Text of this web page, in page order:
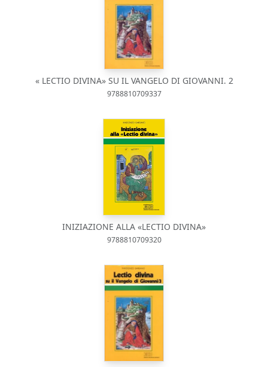
« LECTIO DIVINA» SU IL VANGELO DI GIOVANNI. 2
9788810709337
INIZIAZIONE ALLA «LECTIO DIVINA»
9788810709320